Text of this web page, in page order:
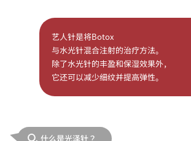
艺人针是将Botox
与水光针混合注射的治疗方法。
除了水光针的丰盈和保湿效果外，
它还可以减少细纹并提高弹性。
什么是光泽针？